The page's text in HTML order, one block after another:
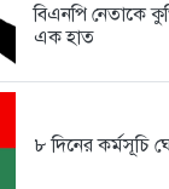
1 week আগে
বিএনপি নেতাকে
এক হাত
৮ দিনের কর্মসূচি